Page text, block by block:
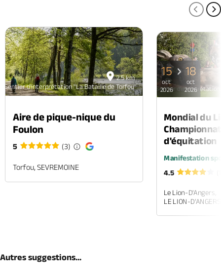
2.5 km
Sentier d'interprétation "La Bataille de Torfou"
Aire de pique-nique du
Foulon
5 (3)
Torfou, SEVREMOINE
Sentier
15
oct
2026
18
oct
2026
Mondial du
d'équitation
Manifestation
4.5
Le Lion-D'Angers,
LE LION-D'ANGERS
Autres suggestions...